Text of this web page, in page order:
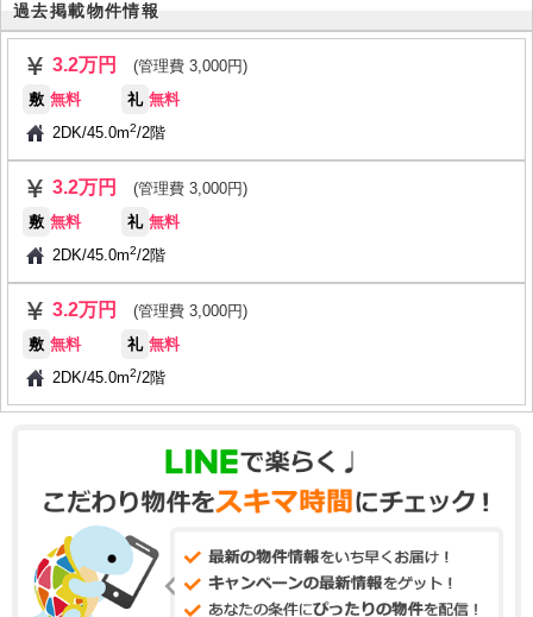
過去掲載物件情報
3.2万円
(管理費 3,000円)
敷 無料 礼 無料
2DK/45.0m2/2階
3.2万円
(管理費 3,000円)
敷 無料 礼 無料
2DK/45.0m2/2階
3.2万円
(管理費 3,000円)
敷 無料 礼 無料
2DK/45.0m2/2階